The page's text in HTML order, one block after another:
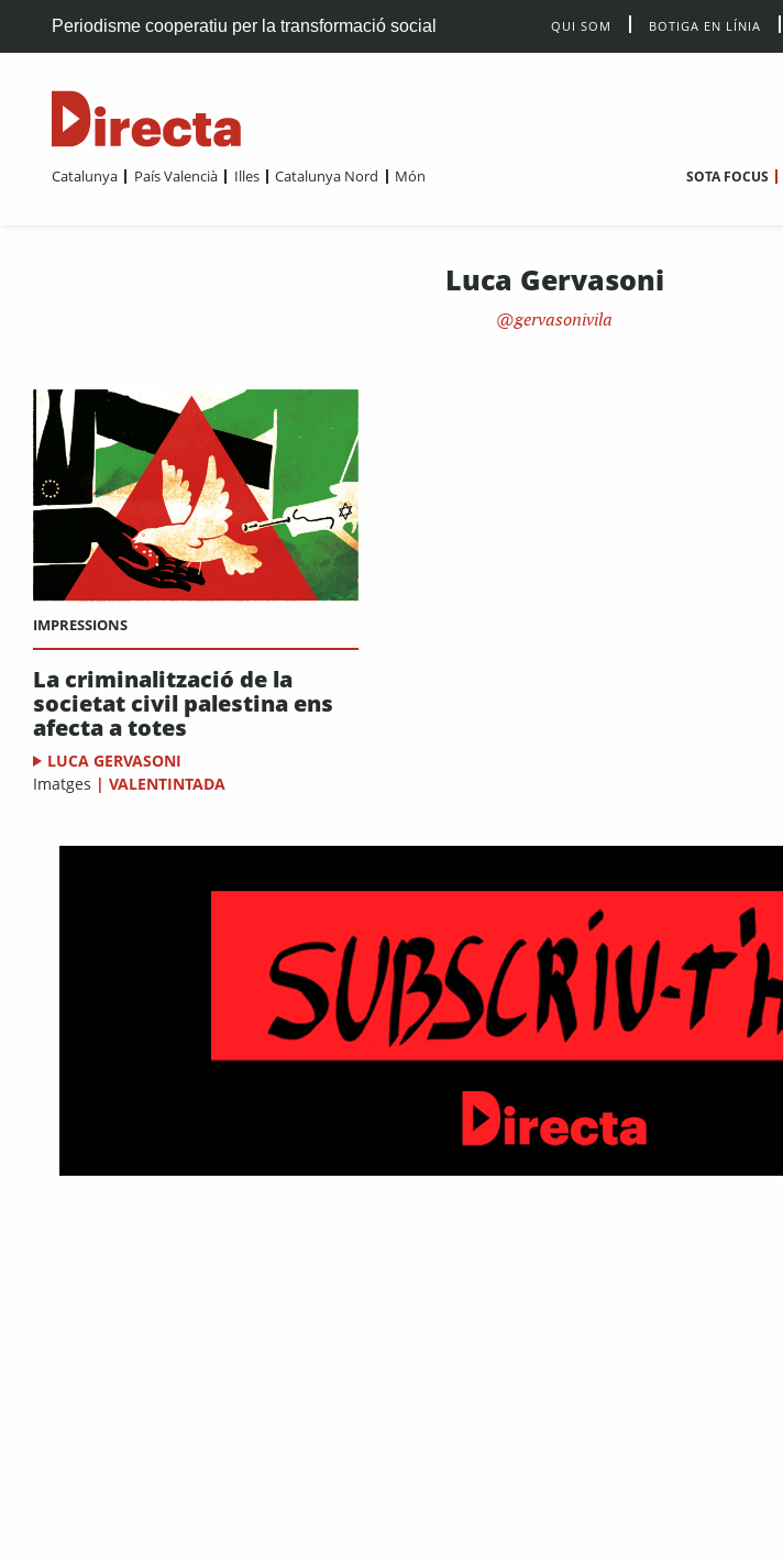
Periodisme cooperatiu per la transformació social QUI SOM BOTIGA EN LÍNIA
Catalunya País Valencià Illes Catalunya Nord Món SOTA FOCUS
Luca Gervasoni
gervasonivila
IMPRESSIONS
La criminalització de la
societat civil palestina ens
afecta a totes
LUCA GERVASONI
Imatges | VALENTINTADA